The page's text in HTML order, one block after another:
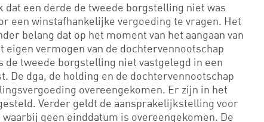
dat een derde de tweede borgstelling niet was
een winstafhankelijke vergoeding te vragen. Het
belang dat op het moment van het aangaan van
eigen vermogen van de dochtervennootschap
de tweede borgstelling niet vastgelegd in een
De dga, de holding en de dochtervennootschap
overeengekomen. Er zijn in het
Verder geldt de aansprakelijkstelling voor
geen einddatum is overeengekomen. De